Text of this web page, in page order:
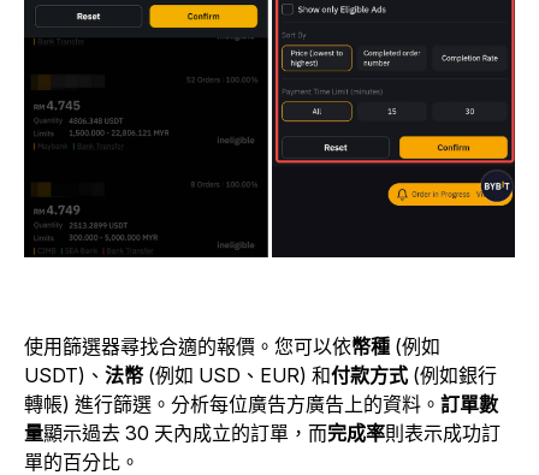
使用篩選器尋找合適的報價。您可以依幣種 (例如
USDT)、 法幣 (例如 USD、EUR) 和付款方式 (例如銀行
轉帳) 進行篩選。分析每位廣告方廣告上的資料。 訂單數
量顯示過去 30 天內成立的訂單，而完成率則表示成功訂
單的百分比。